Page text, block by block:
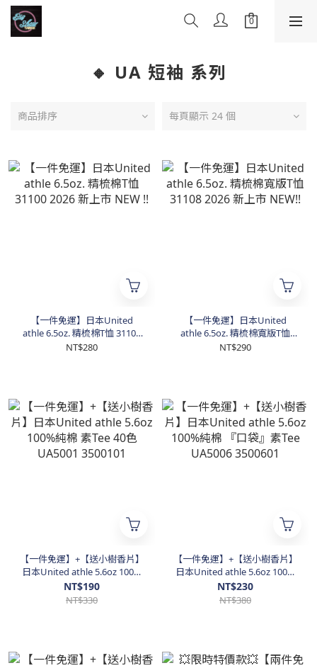
🔸 UA 短袖 系列
商品排序 每頁顯示 24 個
【一件免運】日本United
athle 6.5oz. 精梳棉T恤 31100
2026 新上市 NEW !!
NT$280
【一件免運】日本United
athle 6.5oz. 精梳棉寬版T恤
31108 2026 新上市 NEW!!
NT$290
【一件免運】+【送小樹香片】
日本United athle 5.6oz 100%
純棉 素Tee 40色 UA5001
3500101
NT$190
NT$330
【一件免運】+【送小樹香片】
日本United athle 5.6oz 100%
純棉 『口袋』素Tee UA5006
3500601
NT$230
NT$380